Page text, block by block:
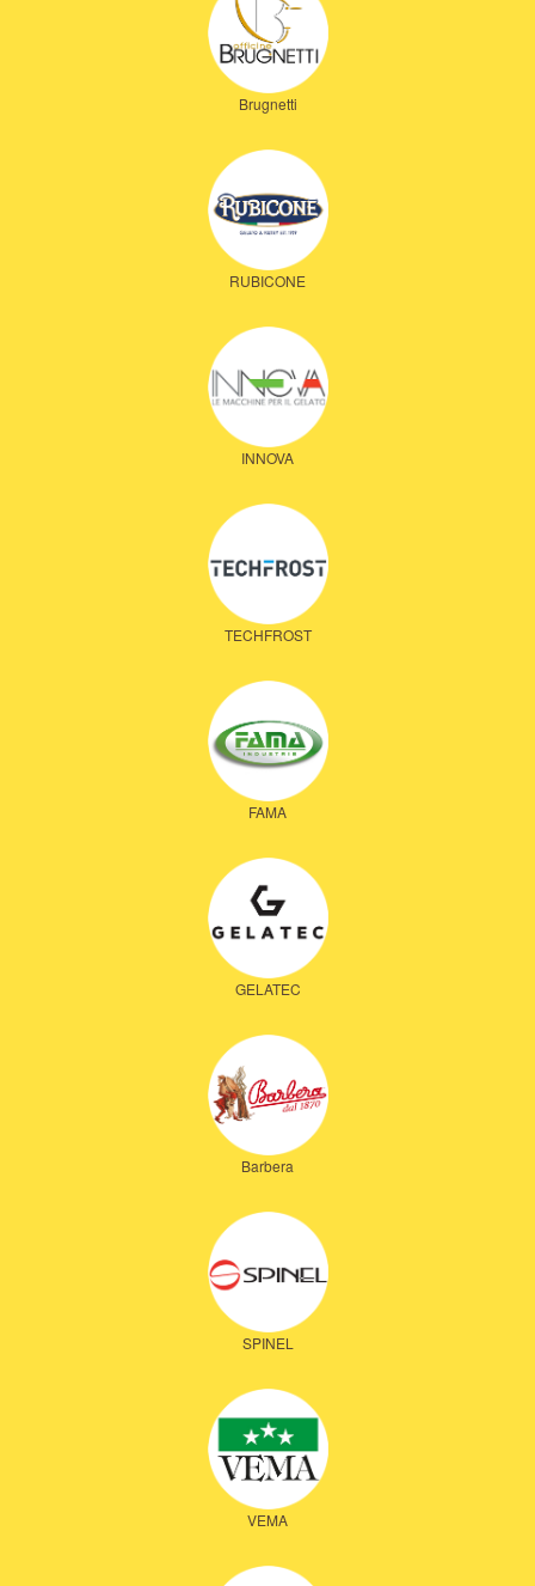
Brugnetti
RUBICONE
INNOVA
TECHFROST
FAMA
GELATEC
Barbera
SPINEL
VEMA